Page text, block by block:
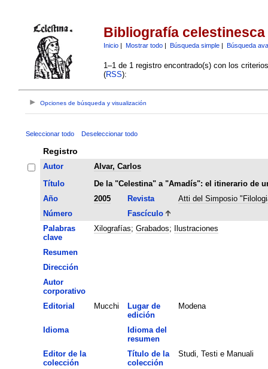
Bibliografía celestinesca
Inicio| Mostrar todo| Búsqueda simple| Búsqueda
1–1 de 1 registro encontrado(s) con los
(RSS):
Opciones de búsqueda y visualización
Seleccionar todo Deseleccionar todo
Registro
Autor
Alvar, Carlos
Título
De la "Celestina" a "Amadís": el itinerario de
Año
2005 Revista
Atti del Simposio
Número
Fascículo
Palabras
clave
Xilografías; Grabados; Ilustraciones
Resumen
Dirección
Autor
corporativo
Editorial
Mucchi
Lugar de
edición
Modena
Idioma
Idioma del
resumen
Editor de la
colección
Título de la
colección
Studi, Testi e Manuali